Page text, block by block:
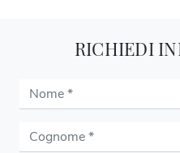
RICHIEDI